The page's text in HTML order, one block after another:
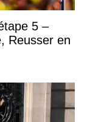
5 –
Reusser en